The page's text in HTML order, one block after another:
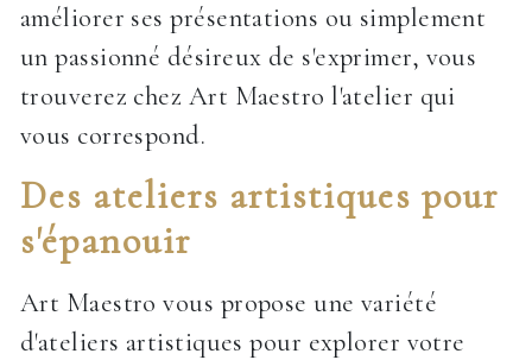
améliorer ses présentations ou simplement
un passionné désireux de s'exprimer, vous
trouverez chez Art Maestro l'atelier qui
vous correspond.
Des ateliers artistiques pour
s'épanouir
Art Maestro vous propose une variété
d'ateliers artistiques pour explorer votre